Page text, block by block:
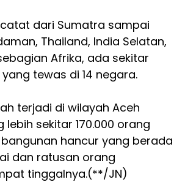
dari Sumatra sampai
Thailand, India Selatan,
Afrika, ada sekitar
tewas di 14 negara.
terjadi di wilayah Aceh
lebih sekitar 170.000 orang
hancur yang berada
dan ratusan orang
tinggalnya.(**/JN)